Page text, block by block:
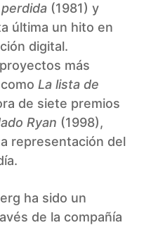
(1981) y
última un hito en
digital.
más
La lista de
de siete premios
Ryan (1998),
representación del
ha sido un
de la compañía